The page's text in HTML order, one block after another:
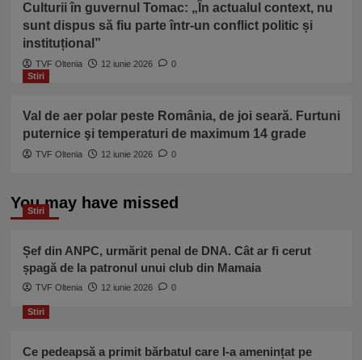
Culturii în guvernul Tomac: „În actualul context, nu
sunt dispus să fiu parte într-un conflict politic și
instituțional”
TVF Oltenia 12 iunie 2026
0
Stiri
Val de aer polar peste România, de joi seară. Furtuni
puternice şi temperaturi de maximum 14 grade
TVF Oltenia 12 iunie 2026 0
You may have missed
Stiri
Șef din ANPC, urmărit penal de DNA. Cât ar fi cerut
șpagă de la patronul unui club din Mamaia
TVF Oltenia 12 iunie 2026 0
Stiri
Ce pedeapsă a primit bărbatul care l-a amenințat pe